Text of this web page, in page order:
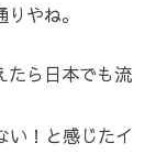
やね。
たら日本でも流
い！と感じたイ